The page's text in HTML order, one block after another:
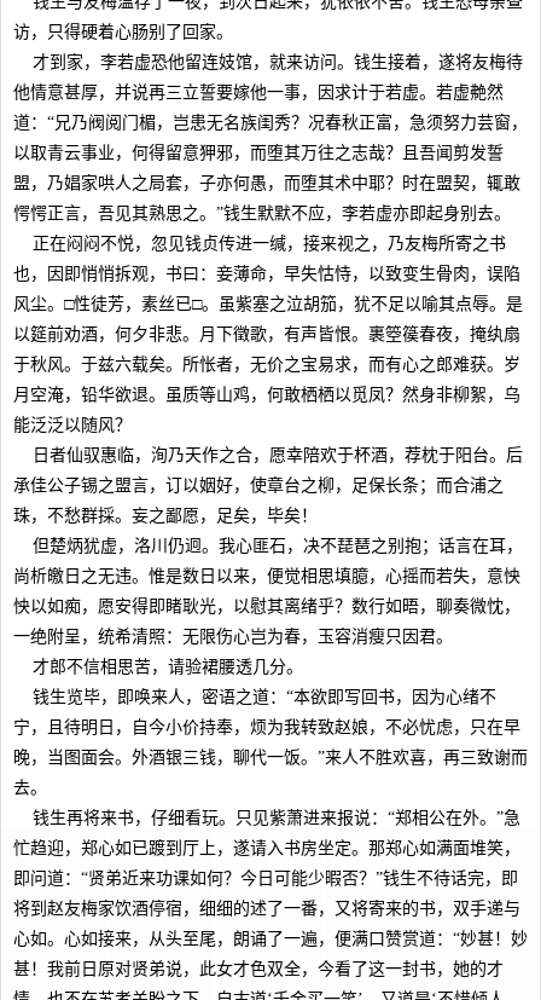
访，只得硬着心肠别了回家。
才到家，李若虚恐他留连妓馆，就来访问。钱生接着，遂将友梅待
他情意甚厚，并说再三立誓要嫁他一事，因求计于若虚。若虚艴然
道：“兄乃阀阅门楣，岂患无名族闺秀？况春秋正富，急须努力芸窗，
以取青云事业，何得留意狎邪，而堕其万往之志哉？且吾闻剪发誓
盟，乃娼家哄人之局套，子亦何愚，而堕其术中耶？时在盟契，辄敢
愕愕正言，吾见其熟思之。”钱生默默不应，李若虚亦即起身别去。
正在闷闷不悦，忽见钱贞传进一缄，接来视之，乃友梅所寄之书
也，因即悄悄拆观，书曰：妾薄命，早失怙恃，以致变生骨肉，误陷
风尘。□性徒芳，素丝已□。虽紫塞之泣胡笳，犹不足以喻其点辱。是
以筵前劝酒，何夕非悲。月下徵歌，有声皆恨。裹箜篌春夜，掩纨扇
于秋风。于兹六载矣。所怅者，无价之宝易求，而有心之郎难获。岁
月空淹，铅华欲退。虽质等山鸡，何敢栖栖以觅凤？然身非柳絮，乌
能泛泛以随风？
日者仙驭惠临，洵乃天作之合，愿幸陪欢于杯酒，荐枕于阳台。后
承佳公子锡之盟言，订以姻好，使章台之柳，足保长条；而合浦之
珠，不愁群採。妄之鄙愿，足矣，毕矣！
但楚炳犹虚，洛川仍迥。我心匪石，决不琵琶之别抱；话言在耳，
尚析皦日之无违。惟是数日以来，便觉相思填臆，心摇而若失，意怏
怏以如痴，愿安得即睹耿光，以慰其离绪乎？数行如晤，聊奏微忱，
一绝附呈，统希清照：无限伤心岂为春，玉容消瘦只因君。
才郎不信相思苦，请验裙腰透几分。
钱生览毕，即唤来人，密语之道：“本欲即写回书，因为心绪不
宁，且待明日，自今小价持奉，烦为我转致赵娘，不必忧虑，只在早
晚，当图面会。外酒银三钱，聊代一饭。”来人不胜欢喜，再三致谢而
去。
钱生再将来书，仔细看玩。只见紫萧进来报说：“郑相公在外。”急
忙趋迎，郑心如已踱到厅上，遂请入书房坐定。那郑心如满面堆笑，
即问道：“贤弟近来功课如何？今日可能少暇否？”钱生不待话完，即
将到赵友梅家饮酒停宿，细细的述了一番，又将寄来的书，双手递与
心如。心如接来，从头至尾，朗诵了一遍，便满口赞赏道：“妙甚！妙
甚！我前日原对贤弟说，此女才色双全，今看了这一封书，她的才